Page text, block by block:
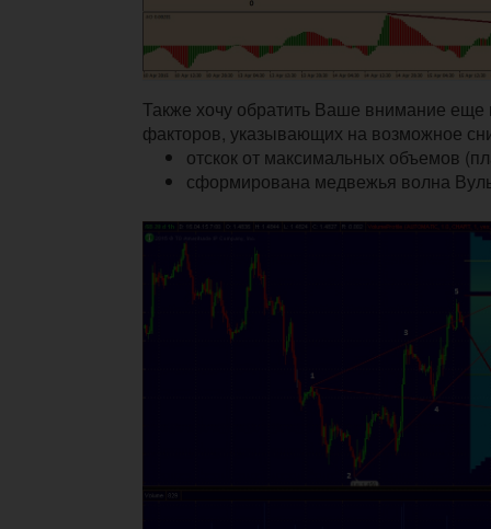
Также хочу обратить Ваше внимание еще
факторов, указывающих на возможное
отскок от максимальных объемов
сформирована медвежья волна